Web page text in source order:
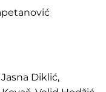
Diklić,